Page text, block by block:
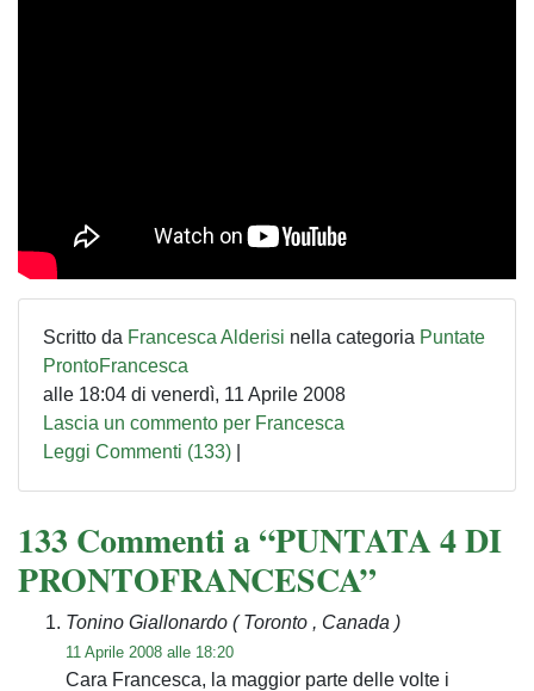
Scritto da Francesca Alderisi nella categoria Puntate
ProntoFrancesca
alle 18:04 di venerdì, 11 Aprile 2008
Lascia un commento per Francesca
Leggi Commenti (133)
133 Commenti a “PUNTATA 4 DI
PRONTOFRANCESCA”
Tonino Giallonardo ( Toronto , Canada )
11 Aprile 2008 alle 18:20
Cara Francesca, la maggior parte delle volte i